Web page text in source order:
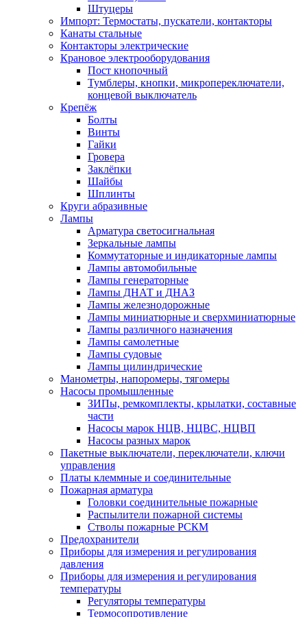
Штуцеры
Импорт: Термостаты, пускатели, контакторы
Канаты стальные
Контакторы электрические
Крановое электрооборудования
Пост кнопочный
Тумблеры, кнопки, микропереключатели,
концевой выключатель
Крепёж
Болты
Винты
Гайки
Гровера
Заклёпки
Шайбы
Шплинты
Круги абразивные
Лампы
Арматура светосигнальная
Зеркальные лампы
Коммутаторные и индикаторные лампы
Лампы автомобильные
Лампы генераторные
Лампы ДНАТ и ДНАЗ
Лампы железнодорожные
Лампы миниатюрные и сверхминиатюрные
Лампы различного назначения
Лампы самолетные
Лампы судовые
Лампы цилиндрические
Манометры, напоромеры, тягомеры
Насосы промышленные
ЗИПы, ремкомплекты, крылатки, составные
части
Насосы марок НЦВ, НЦВС, НЦВП
Насосы разных марок
Пакетные выключатели, переключатели, ключи
управления
Платы клеммные и соединительные
Пожарная арматура
Головки соединительные пожарные
Распылители пожарной системы
Стволы пожарные РСКМ
Предохранители
Приборы для измерения и регулирования
давления
Приборы для измерения и регулирования
температуры
Регуляторы температуры
Термосопротивление